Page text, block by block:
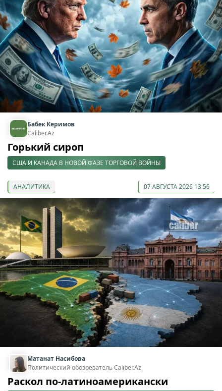
Бабек Керимов
Caliber.Az
Горький сироп
США И КАНАДА В НОВОЙ ФАЗЕ ТОРГОВОЙ ВОЙНЫ
АНАЛИТИКА 07 АВГУСТА 2026 13:56
Матанат Насибова
Политический обозреватель Caliber.Az
Раскол по-латиноамерикански